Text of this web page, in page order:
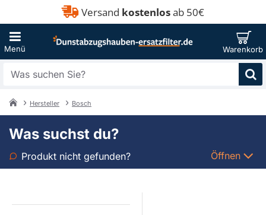
Versand kostenlosab 50€
Was
Sie?
Hersteller Bosch
Was suchst du?
Produkt nicht gefunden? Öffnen